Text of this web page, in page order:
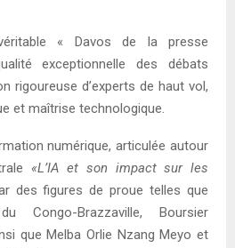
« Davos de la presse
exceptionnelle des débats
rigoureuse d’experts de haut vol,
et maîtrise technologique.
numérique, articulée autour
«L’IA et son impact sur les
des figures de proue telles que
Congo-Brazzaville, Boursier
que Melba Orlie Nzang Meyo et